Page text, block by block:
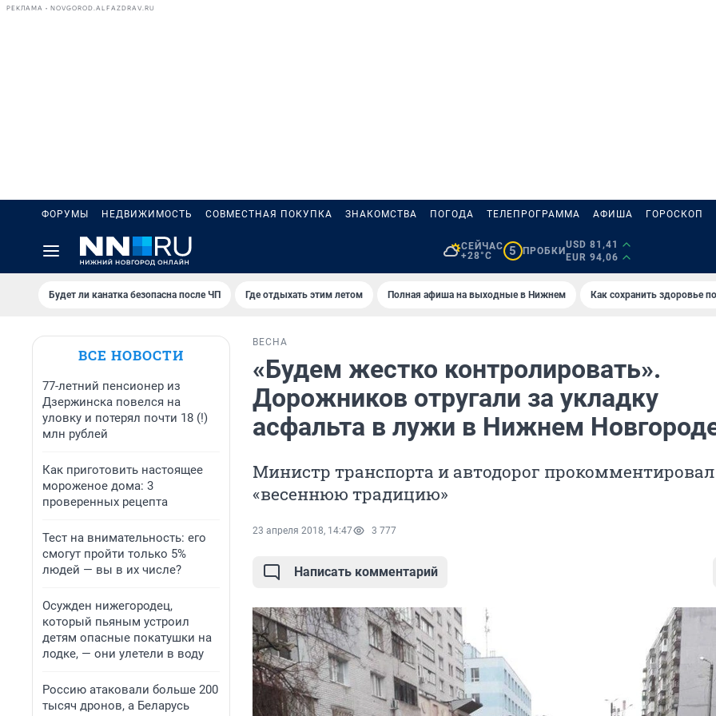
РЕКЛАМА • NOVGOROD.ALFAZDRAV.RU
ФОРУМЫ НЕДВИЖИМОСТЬ СОВМЕСТНАЯ ПОКУПКА ЗНАКОМСТВА ПОГОДА ТЕЛЕПРОГРАММА АФИША ГОРОСКОП
СЕЙЧАС
+28°C
5 ПРОБКИ
USD 81,41
EUR 94,06
Будет ли канатка безопасна после ЧП Где отдыхать этим летом Полная афиша на выходные в Нижнем Как сохранить здоровье
ВСЕ НОВОСТИ
77-летний пенсионер из
Дзержинска повелся на
уловку и потерял почти 18 (!)
млн рублей
Как приготовить настоящее
мороженое дома: 3
проверенных рецепта
Тест на внимательность: его
смогут пройти только 5%
людей — вы в их числе?
Осужден нижегородец,
который пьяным устроил
детям опасные покатушки на
лодке, — они улетели в воду
Россию атаковали больше 200
тысяч дронов, а Беларусь
ВЕСНА
«Будем жестко контролировать».
Дорожников отругали за укладку
асфальта в лужи в Нижнем
Министр транспорта и автодорог прокомментировал
«весеннюю традицию»
23 апреля 2018, 14:47 3 777
Написать комментарий